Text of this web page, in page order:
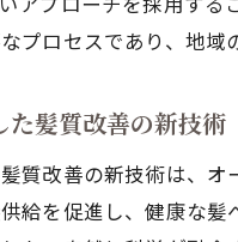
プロセスであり、地域
た髪質改善の新技術
質改善の新技術は、
給を促進し、健康な